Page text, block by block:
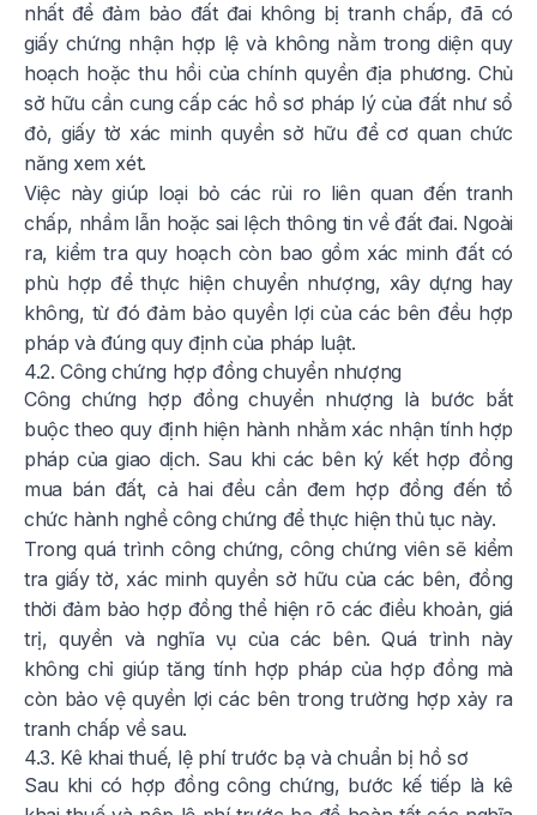
nhất để đảm bảo đất đai không bị tranh chấp, đã có
giấy chứng nhận hợp lệ và không nằm trong diện quy
hoạch hoặc thu hồi của chính quyền địa phương. Chủ
sở hữu cần cung cấp các hồ sơ pháp lý của đất như sổ
đỏ, giấy tờ xác minh quyền sở hữu để cơ quan chức
năng xem xét.
Việc này giúp loại bỏ các rủi ro liên quan đến tranh
chấp, nhầm lẫn hoặc sai lệch thông tin về đất đai. Ngoài
ra, kiểm tra quy hoạch còn bao gồm xác minh đất có
phù hợp để thực hiện chuyển nhượng, xây dựng hay
không, từ đó đảm bảo quyền lợi của các bên đều hợp
pháp và đúng quy định của pháp luật.
4.2. Công chứng hợp đồng chuyển nhượng
Công chứng hợp đồng chuyển nhượng là bước bắt
buộc theo quy định hiện hành nhằm xác nhận tính hợp
pháp của giao dịch. Sau khi các bên ký kết hợp đồng
mua bán đất, cả hai đều cần đem hợp đồng đến tổ
chức hành nghề công chứng để thực hiện thủ tục này.
Trong quá trình công chứng, công chứng viên sẽ kiểm
tra giấy tờ, xác minh quyền sở hữu của các bên, đồng
thời đảm bảo hợp đồng thể hiện rõ các điều khoản, giá
trị, quyền và nghĩa vụ của các bên. Quá trình này
không chỉ giúp tăng tính hợp pháp của hợp đồng mà
còn bảo vệ quyền lợi các bên trong trường hợp xảy ra
tranh chấp về sau.
4.3. Kê khai thuế, lệ phí trước bạ và chuẩn bị hồ sơ
Sau khi có hợp đồng công chứng, bước kế tiếp là kê